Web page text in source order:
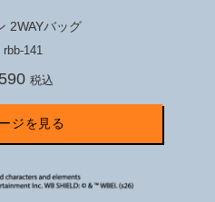
2WAYバッグ
rbb-141
税込
ジを見る